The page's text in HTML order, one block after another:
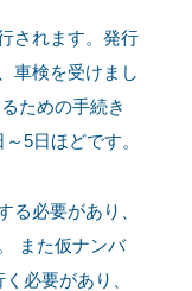
されます。発行
車検を受けまし
ための手続き
5日ほどです。
る必要があり、
また仮ナンバ
必要があり、